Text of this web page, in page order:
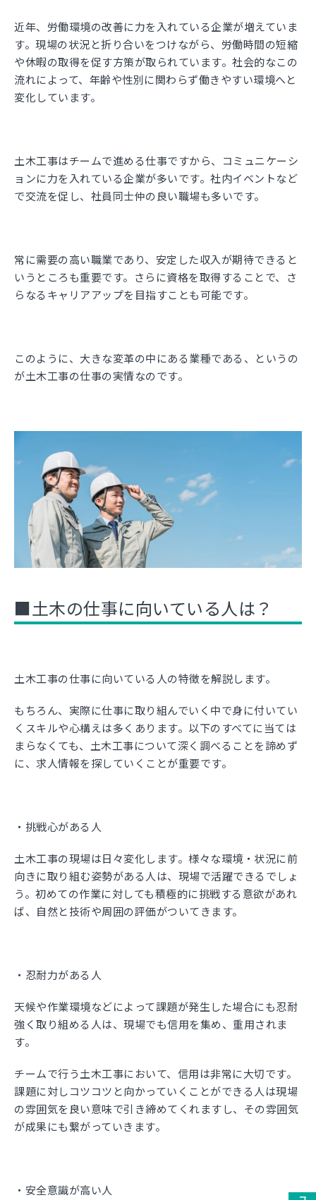
近年、労働環境の改善に力を入れている企業が増えていま
す。現場の状況と折り合いをつけながら、労働時間の短縮
や休暇の取得を促す方策が取られています。社会的なこの
流れによって、年齢や性別に関わらず働きやすい環境へと
変化しています。
土木工事はチームで進める仕事ですから、コミュニケーシ
ョンに力を入れている企業が多いです。社内イベントなど
で交流を促し、社員同士仲の良い職場も多いです。
常に需要の高い職業であり、安定した収入が期待できると
いうところも重要です。さらに資格を取得することで、さ
らなるキャリアアップを目指すことも可能です。
このように、大きな変革の中にある業種である、というの
が土木工事の仕事の実情なのです。
■土木の仕事に向いている人は？
土木工事の仕事に向いている人の特徴を解説します。
もちろん、実際に仕事に取り組んでいく中で身に付いてい
くスキルや心構えは多くあります。以下のすべてに当ては
まらなくても、土木工事について深く調べることを諦めず
に、求人情報を探していくことが重要です。
・挑戦心がある人
土木工事の現場は日々変化します。様々な環境・状況に前
向きに取り組む姿勢がある人は、現場で活躍できるでしょ
う。初めての作業に対しても積極的に挑戦する意欲があれ
ば、自然と技術や周囲の評価がついてきます。
・忍耐力がある人
天候や作業環境などによって課題が発生した場合にも忍耐
強く取り組める人は、現場でも信用を集め、重用されま
す。
チームで行う土木工事において、信用は非常に大切です。
課題に対しコツコツと向かっていくことができる人は現場
の雰囲気を良い意味で引き締めてくれますし、その雰囲気
が成果にも繋がっていきます。
・安全意識が高い人